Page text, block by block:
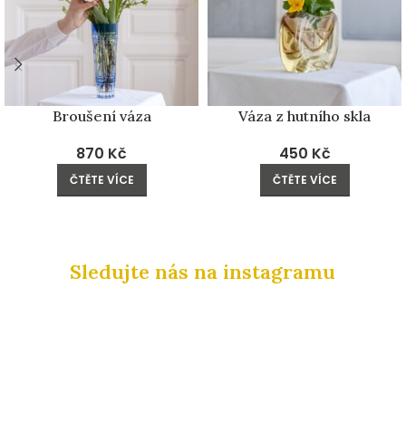
Broušení váza
870 Kč
ČTĚTE VÍCE
Váza z hutního skla
450 Kč
ČTĚTE VÍCE
Sledujte nás na instagramu